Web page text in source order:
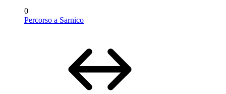
0
Percorso a Sarnico